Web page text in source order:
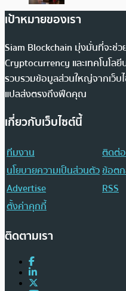
เป้าหมายของเรา
Siam Blockchain มุ่งมั่นที่จะช่ว
Cryptocurrency และเทคโนโล
รวบรวมข้อมูลส่วนใหญ่จากเว็บ
แปลส่งตรงถึงฟีดคุณ
เกี่ยวกับเว็บไซต์นี้
ทีมงาน
ติดต่อ
นโยบายความเป็นส่วนตัวข้อตก
Advertise
RSS
ตั้งค่าคุกกี้
ติดตามเรา